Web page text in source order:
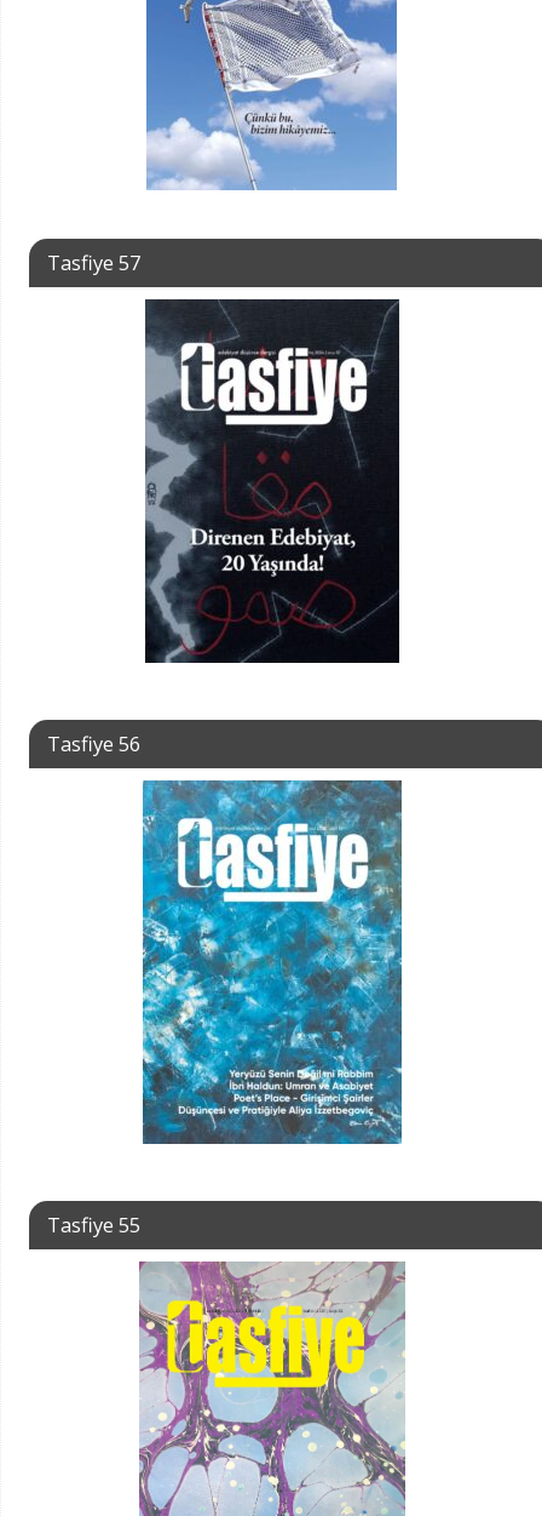
Tasfiye 57
Tasfiye 56
Tasfiye 55